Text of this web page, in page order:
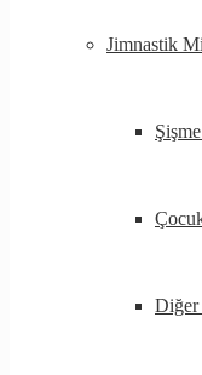
Jimnastik
Diğer